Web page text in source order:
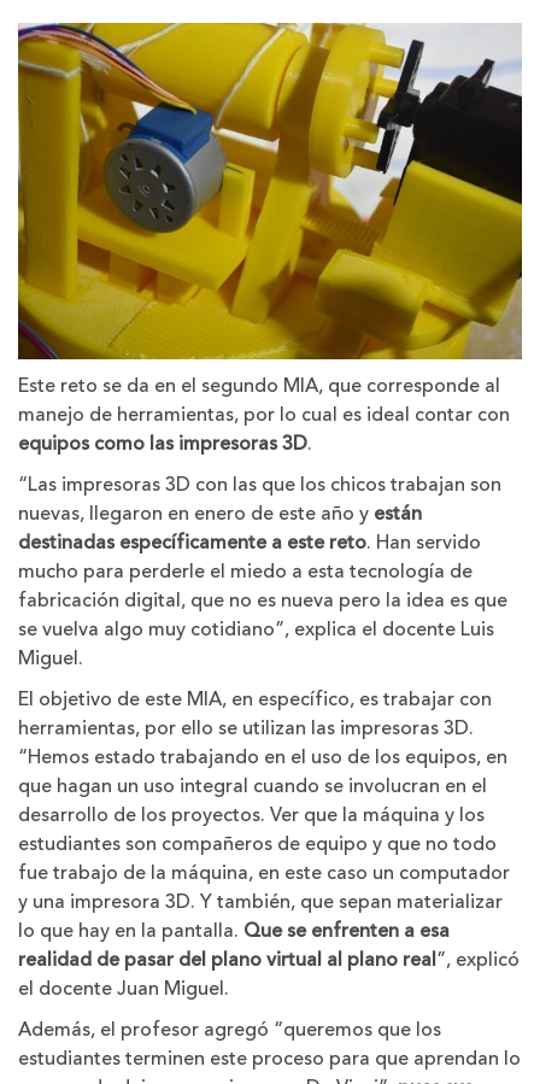
Este reto se da en el segundo MIA, que corresponde al
manejo de herramientas, por lo cual es ideal contar con
equipos como las impresoras 3D.
“Las impresoras 3D con las que los chicos trabajan son
nuevas, llegaron en enero de este año y están
destinadas específicamente a este reto. Han servido
mucho para perderle el miedo a esta tecnología de
fabricación digital, que no es nueva pero la idea es que
se vuelva algo muy cotidiano”, explica el docente Luis
Miguel.
El objetivo de este MIA, en específico, es trabajar con
herramientas, por ello se utilizan las impresoras 3D.
“Hemos estado trabajando en el uso de los equipos, en
que hagan un uso integral cuando se involucran en el
desarrollo de los proyectos. Ver que la máquina y los
estudiantes son compañeros de equipo y que no todo
fue trabajo de la máquina, en este caso un computador
y una impresora 3D. Y también, que sepan materializar
lo que hay en la pantalla. Que se enfrenten a esa
realidad de pasar del plano virtual al plano real”, explicó
el docente Juan Miguel.
Además, el profesor agregó “queremos que los
estudiantes terminen este proceso para que aprendan lo